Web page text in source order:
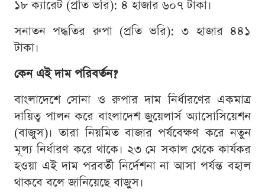
১৮ ক্যারেট (প্রতি ভরি): ৪ হাজার ৬০৭ টাকা।
সনাতন পদ্ধতির রুপা (প্রতি ভরি): ৩ হাজার ৪৪১
টাকা।
কেন এই দাম পরিবর্তন?
বাংলাদেশে সোনা ও রুপার দাম নির্ধারণের একমাত্র
দায়িত্ব পালন করে বাংলাদেশ জুয়েলার্স অ্যাসোসিয়েশন
(বাজুস)। তারা নিয়মিত বাজার পর্যবেক্ষণ করে নতুন
মূল্য নির্ধারণ করে থাকে। ২৩ মে সকাল থেকে কার্যকর
হওয়া এই দাম পরবর্তী নির্দেশনা না আসা পর্যন্ত বহাল
থাকবে বলে জানিয়েছে বাজুস।